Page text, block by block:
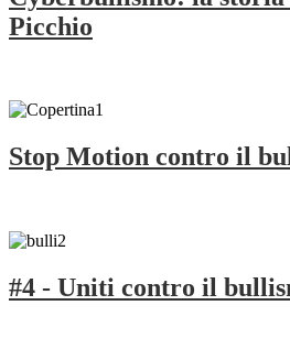
Picchio
Stop Motion contro il
#4 - Uniti contro il